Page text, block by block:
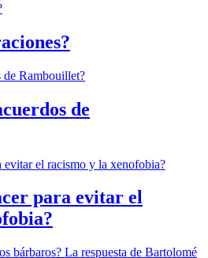
de
para evitar el